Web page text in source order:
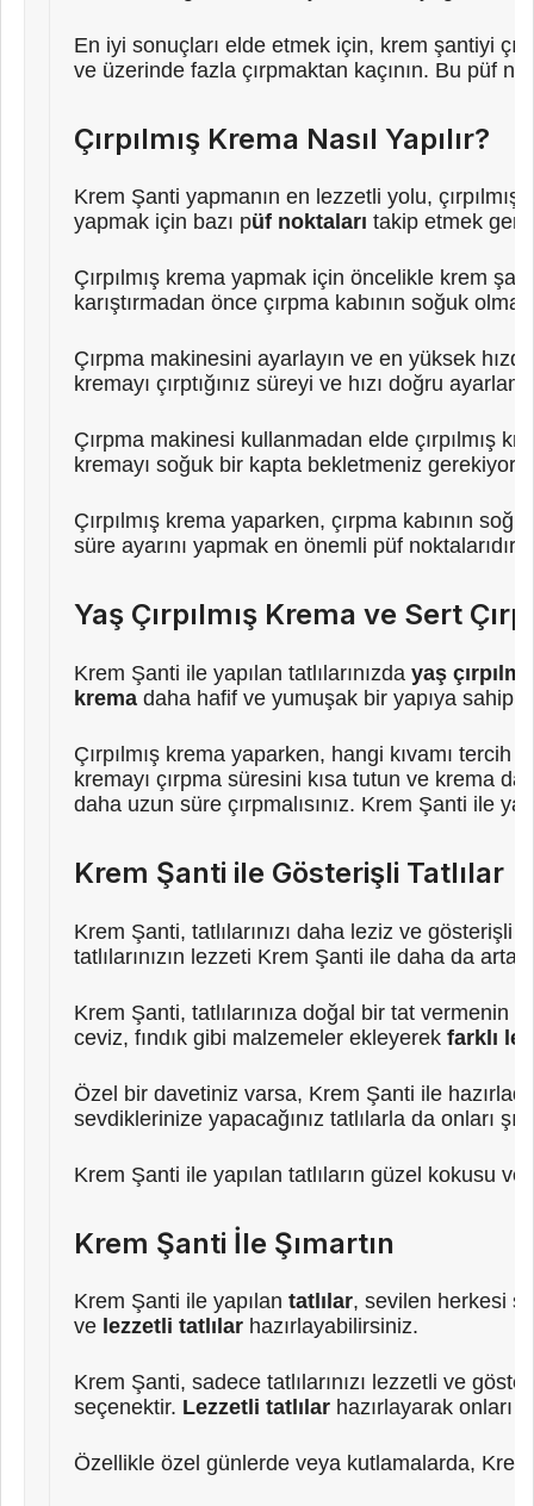
En iyi sonuçları elde etmek için, krem şantiyi
ve üzerinde fazla çırpmaktan kaçının. Bu püf
Çırpılmış Krema Nasıl Yapılır?
Krem Şanti yapmanın en lezzetli yolu, çırpılmış
yapmak için bazı püf noktaları takip etmek
Çırpılmış krema yapmak için öncelikle krem
karıştırmadan önce çırpma kabının soğuk
Çırpma makinesini ayarlayın ve en yüksek
kremayı çırptığınız süreyi ve hızı doğru
Çırpma makinesi kullanmadan elde çırpılmış
kremayı soğuk bir kapta bekletmeniz gerekiyor.
Çırpılmış krema yaparken, çırpma kabının
süre ayarını yapmak en önemli püf
Yaş Çırpılmış Krema ve Sert
Krem Şanti ile yapılan tatlılarınızda yaş
kremadaha hafif ve yumuşak bir yapıya
Çırpılmış krema yaparken, hangi kıvamı tercih
kremayı çırpma süresini kısa tutun ve krema
daha uzun süre çırpmalısınız. Krem Şanti ile
Krem Şanti ile Gösterişli Tatlılar
Krem Şanti, tatlılarınızı daha leziz ve
tatlılarınızın lezzeti Krem Şanti ile daha da artar.
Krem Şanti, tatlılarınıza doğal bir tat vermenin
ceviz, fındık gibi malzemeler ekleyerek farklı
Özel bir davetiniz varsa, Krem Şanti ile
sevdiklerinize yapacağınız tatlılarla da onları
Krem Şanti ile yapılan tatlıların güzel kokusu
Krem Şanti İle Şımartın
Krem Şanti ile yapılan tatlılar, sevilen herkesi
ve lezzetli tatlılarhazırlayabilirsiniz.
Krem Şanti, sadece tatlılarınızı lezzetli ve
seçenektir. Lezzetli tatlılarhazırlayarak onları
Özellikle özel günlerde veya kutlamalarda,